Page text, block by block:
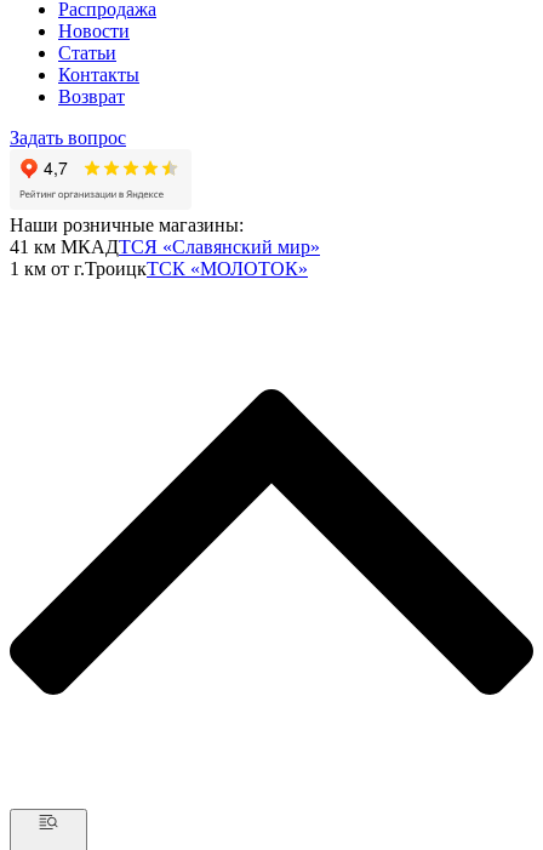
Распродажа
Новости
Статьи
Контакты
Возврат
Задать вопрос
Наши розничные магазины:
41 км МКАДТСЯ «Славянский мир»
1 км от г.ТроицкТСК «МОЛОТОК»